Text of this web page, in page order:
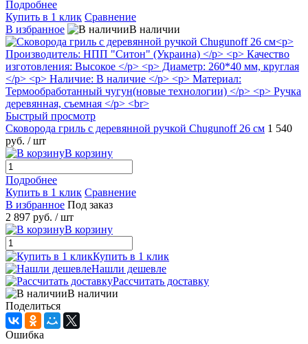
Подробнее
Купить в 1 клик Сравнение
В избранное
В наличии
Быстрый просмотр
Сковорода гриль с деревянной ручкой Chugunoff 26 см 1 540
руб. / шт
В корзину
Подробнее
Купить в 1 клик Сравнение
В избранное Под заказ
2 897 руб. / шт
В корзину
Купить в 1 клик
Нашли дешевле
Рассчитать доставку
В наличии
Поделиться
Ошибка